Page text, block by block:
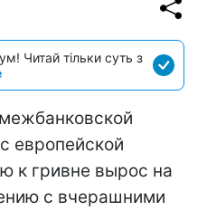
Читай тільки суть з
европейской
к гривне вырос на
с вчерашними